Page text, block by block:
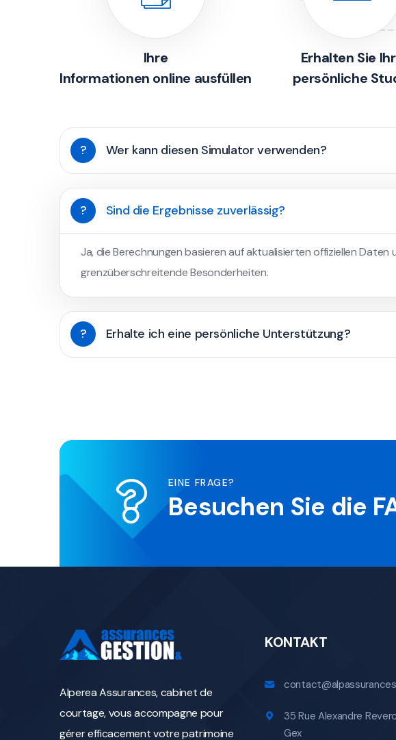
Ihre
Informationen online ausfüllen
Erhalten Sie
persönliche
? Wer kann diesen Simulator verwenden?
? Sind die Ergebnisse zuverlässig?
Ja, die Berechnungen basieren auf aktualisierten offiziellen Daten
grenzüberschreitende Besonderheiten.
? Erhalte ich eine persönliche Unterstützung?
EINE FRAGE?
Besuchen Sie die
Alperea Assurances, cabinet de
courtage, vous accompagne pour
gérer efficacement votre patrimoine
KONTAKT
35 Rue Alexandre
Gex